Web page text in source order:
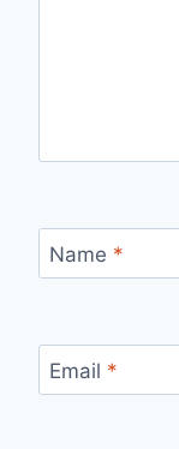
Name *
Email *